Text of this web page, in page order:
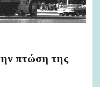
πτώση της